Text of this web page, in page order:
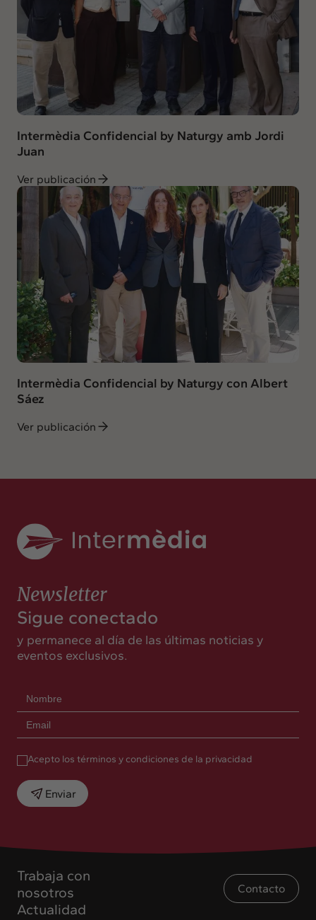
Intermèdia Confidencial by Naturgy amb Jordi
Juan
Ver publicación
Intermèdia Confidencial by Naturgy con Albert
Sáez
Ver publicación
Trabaja con
nosotros
Actualidad
Contacto
Newsletter
Sigue conectado
y permanece al día de las últimas noticias y
eventos exclusivos.
Acepto los términos y condiciones de la privacidad
Enviar